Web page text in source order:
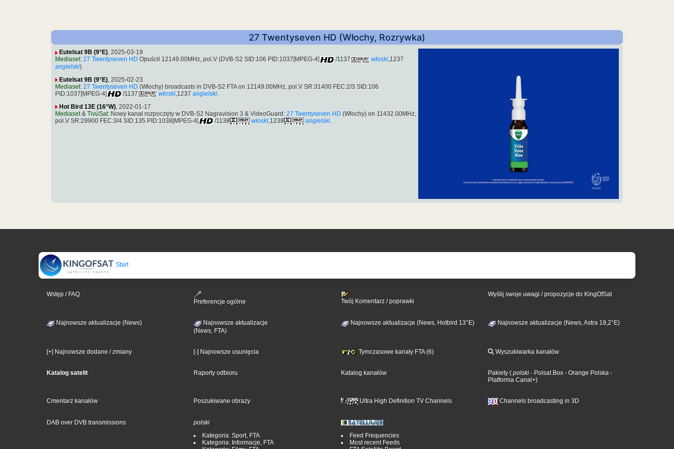
27 Twentyseven HD (Włochy, Rozrywka)
Eutelsat 9B (9°E), 2025-03-19
Mediaset: 27 Twentyseven HD Opuścił 12149.00MHz, pol.V (DVB-S2 SID:106 PID:1037[MPEG-4] /1137 włoski,1237
angielski)
Eutelsat 9B (9°E) , 2025-02-23
Mediaset: 27 Twentyseven HD (Włochy) broadcasts in DVB-S2 FTA on 12149.00MHz, pol.V SR:31400 FEC:2/3 SID:106
PID:1037[MPEG-4]
/1137 włoski ,1237 angielski
Hot Bird 13E (16°W), 2022-01-17
Mediaset& TivùSat: Nowy kanał rozpoczęty w DVB-S2 Nagravision 3 & VideoGuard: 27 Twentyseven HD (Włochy) on 11432.00MHz,
pol.V SR:29900 FEC:3/4 SID:135 PID:1038[MPEG-4]
/1138 włoski,1238 angielski.
Start
Wstęp / FAQ
Preferencje ogólne
Twój Komentarz / poprawki
Wyślij swoje uwagi / propozycje do KingOfSat
Najnowsze aktualizacje (News)
Najnowsze aktualizacje
(News, FTA)
Najnowsze aktualizacje (News, Hotbird 13°E) Najnowsze aktualizacje (News, Astra 19,2°E)
[+] Najnowsze dodane / zmiany [-] Najnowsze usunięcia Tymczasowe kanały FTA (6) Wyszukiwarka kanałów
Katalog satelit Raporty odbioru Katalog kanałów Pakiety ( polski - Polsat Box - Orange Polska -
Platforma Canal+)
Cmentarz kanałów Poszukiwane obrazy Ultra High Definition TV Channels Channels broadcasting in 3D
DAB over DVB transmissions
polski
Kategoria: Sport, FTA
Kategoria: Informacje, FTA
Feed Frequencies
Most recent Feeds